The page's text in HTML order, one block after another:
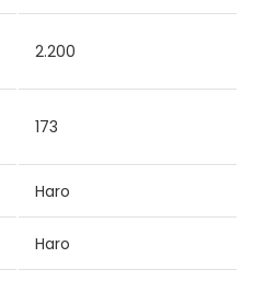
2.200
173
Haro
Haro